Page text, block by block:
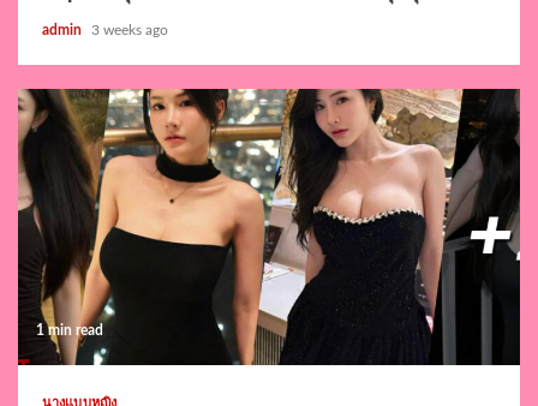
admin 3 weeks ago
1 min read
นางแบบหญิง